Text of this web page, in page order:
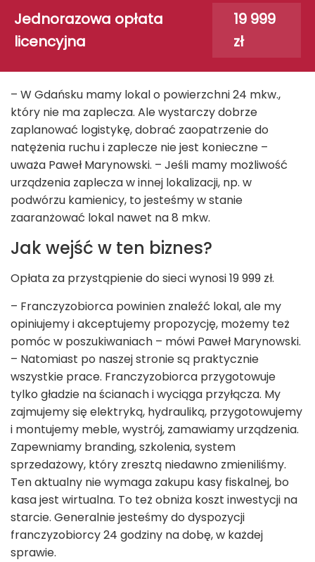
Jednorazowa opłata
licencyjna
19 999
zł
– W Gdańsku mamy lokal o powierzchni 24 mkw.,
który nie ma zaplecza. Ale wystarczy dobrze
zaplanować logistykę, dobrać zaopatrzenie do
natężenia ruchu i zaplecze nie jest konieczne –
uważa Paweł Marynowski. – Jeśli mamy możliwość
urządzenia zaplecza w innej lokalizacji, np. w
podwórzu kamienicy, to jesteśmy w stanie
zaaranżować lokal nawet na 8 mkw.
Jak wejść w ten biznes?
Opłata za przystąpienie do sieci wynosi 19 999 zł.
– Franczyzobiorca powinien znaleźć lokal, ale my
opiniujemy i akceptujemy propozycję, możemy też
pomóc w poszukiwaniach – mówi Paweł Marynowski.
– Natomiast po naszej stronie są praktycznie
wszystkie prace. Franczyzobiorca przygotowuje
tylko gładzie na ścianach i wyciąga przyłącza. My
zajmujemy się elektryką, hydrauliką, przygotowujemy
i montujemy meble, wystrój, zamawiamy urządzenia.
Zapewniamy branding, szkolenia, system
sprzedażowy, który zresztą niedawno zmieniliśmy.
Ten aktualny nie wymaga zakupu kasy fiskalnej, bo
kasa jest wirtualna. To też obniża koszt inwestycji na
starcie. Generalnie jesteśmy do dyspozycji
franczyzobiorcy 24 godziny na dobę, w każdej
sprawie.